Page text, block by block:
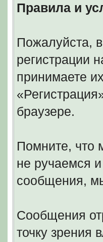
Правила и
Пожалуйста,
регистрации
принимаете
браузере.
Помните, что
не ручаемся
сообщения,
Сообщения
точку зрения